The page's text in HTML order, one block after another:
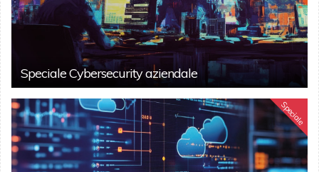
Speciale Cybersecurity aziendale
Speciale